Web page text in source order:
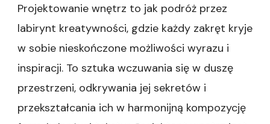
Projektowanie wnętrz to jak podróż przez
labirynt kreatywności, gdzie każdy zakręt kryje
w sobie nieskończone możliwości wyrazu i
inspiracji. To sztuka wczuwania się w duszę
przestrzeni, odkrywania jej sekretów i
przekształcania ich w harmonijną kompozycję